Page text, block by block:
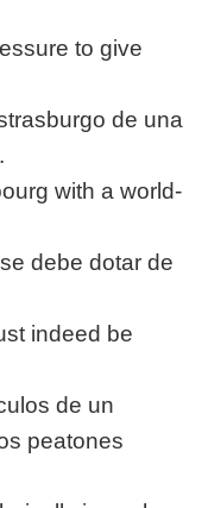
to give
de una
with a world-
debe dotar de
indeed be
de un
peatones